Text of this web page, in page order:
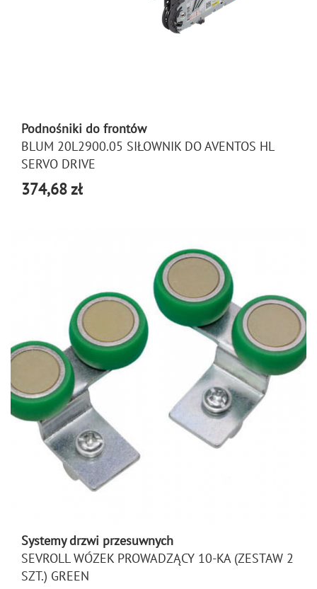
Podnośniki do frontów
BLUM 20L2900.05 SIŁOWNIK DO AVENTOS HL
SERVO DRIVE
374,68 zł
Systemy drzwi przesuwnych
SEVROLL WÓZEK PROWADZĄCY 10-KA (ZESTAW 2
SZT.) GREEN